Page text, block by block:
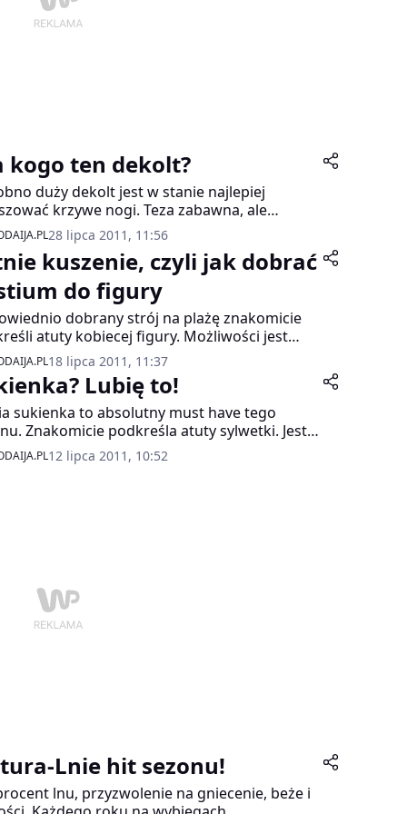
kogo ten dekolt?
duży dekolt jest w stanie najlepiej
krzywe nogi. Teza zabawna, ale
i prawdziwa, ponieważ krój dekoltu
idealnie do figury podkreśli jej zalety i
mankamenty. Amerykański, hiszpański,
łódka – zobacz, który z nich najlepiej
do Twojej sylwetki. Trafnego wyboru
dokonać stylistka marki Every Nature,
Sikorska.
28 lipca 2011, 11:56
kuszenie, czyli jak dobrać
do figury
dobrany strój na plażę znakomicie
atuty kobiecej figury. Możliwości jest
skąpe bikini, które nieprzerwanie króluje od
a może zabudowane, jednoczęściowe stroje
retro? Stylistka marki Every Nature, Dorota
podpowiada, jak dobrać fason kostiumu,
eksponować walory sylwetki.
18 lipca 2011, 11:37
Lubię to!
sukienka to absolutny must have tego
Znakomicie podkreśla atuty sylwetki. Jest
synonimem kobiecości. Od
lat kobiety doceniają jej lekkość i
12 lipca 2011, 10:52
Lnie hit sezonu!
lnu, przyzwolenie na gniecenie, beże i